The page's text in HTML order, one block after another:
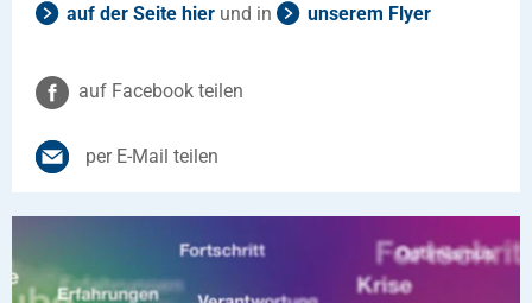
auf der Seite hier und in unserem Flyer
auf Facebook teilen
per E-Mail teilen